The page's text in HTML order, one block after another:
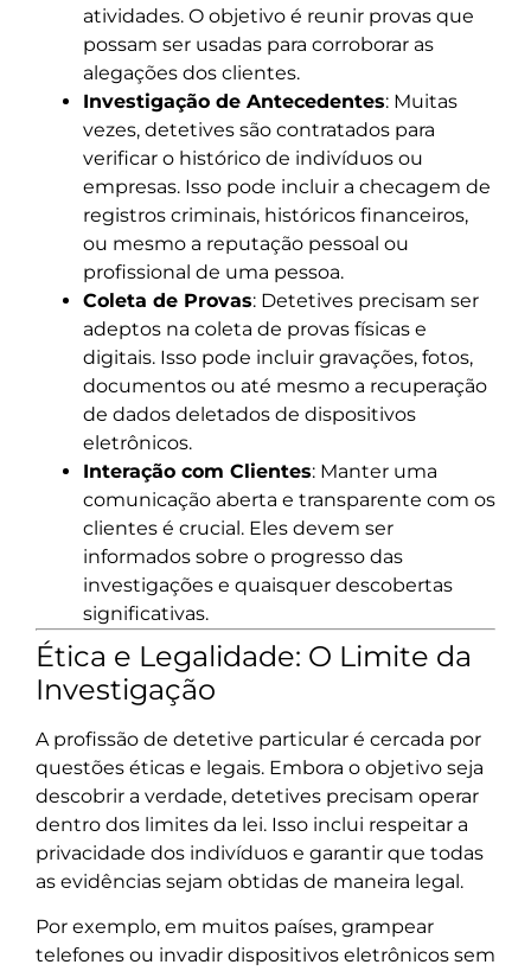
atividades. O objetivo é reunir provas que
possam ser usadas para corroborar as
alegações dos clientes.
Investigação de Antecedentes: Muitas
vezes, detetives são contratados para
verificar o histórico de indivíduos ou
empresas. Isso pode incluir a checagem de
registros criminais, históricos financeiros,
ou mesmo a reputação pessoal ou
profissional de uma pessoa.
Coleta de Provas: Detetives precisam ser
adeptos na coleta de provas físicas e
digitais. Isso pode incluir gravações, fotos,
documentos ou até mesmo a recuperação
de dados deletados de dispositivos
eletrônicos.
Interação com Clientes: Manter uma
comunicação aberta e transparente com os
clientes é crucial. Eles devem ser
informados sobre o progresso das
investigações e quaisquer descobertas
significativas.
Ética e Legalidade: O Limite da
Investigação
A profissão de detetive particular é cercada por
questões éticas e legais. Embora o objetivo seja
descobrir a verdade, detetives precisam operar
dentro dos limites da lei. Isso inclui respeitar a
privacidade dos indivíduos e garantir que todas
as evidências sejam obtidas de maneira legal.
Por exemplo, em muitos países, grampear
telefones ou invadir dispositivos eletrônicos sem